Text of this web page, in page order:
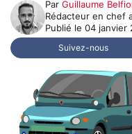
Par Guillaume
Rédacteur en chef
Publié le 04 janvier
Suivez-nous